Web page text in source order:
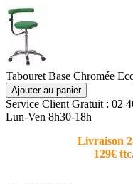
Tabouret Base Chromée
Ajouter au panier
Service Client Gratuit : 02
Lun-Ven 8h30-18h
Livraison
129€